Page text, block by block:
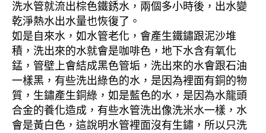
洗水管就流出棕色鐵銹水，兩個多小時後，出水變
乾淨熱水出水量也恢復了。
如是自來水，如水管老化，會產生鐵鏽跟泥沙堆
積，洗出來的水就會是咖啡色，地下水含有氧化
錳，管壁上會結成黑色管垢，洗出來的水會跟石油
一樣黑，有些洗出綠色的水，是因為裡面有銅的物
質，生鏽產生銅綠，如是藍色的水，是因為水龍頭
合金的養化造成，有些水管洗出像洗米水一樣，水
會是黃白色，這說明水管裡面沒有生鏽，所以只洗